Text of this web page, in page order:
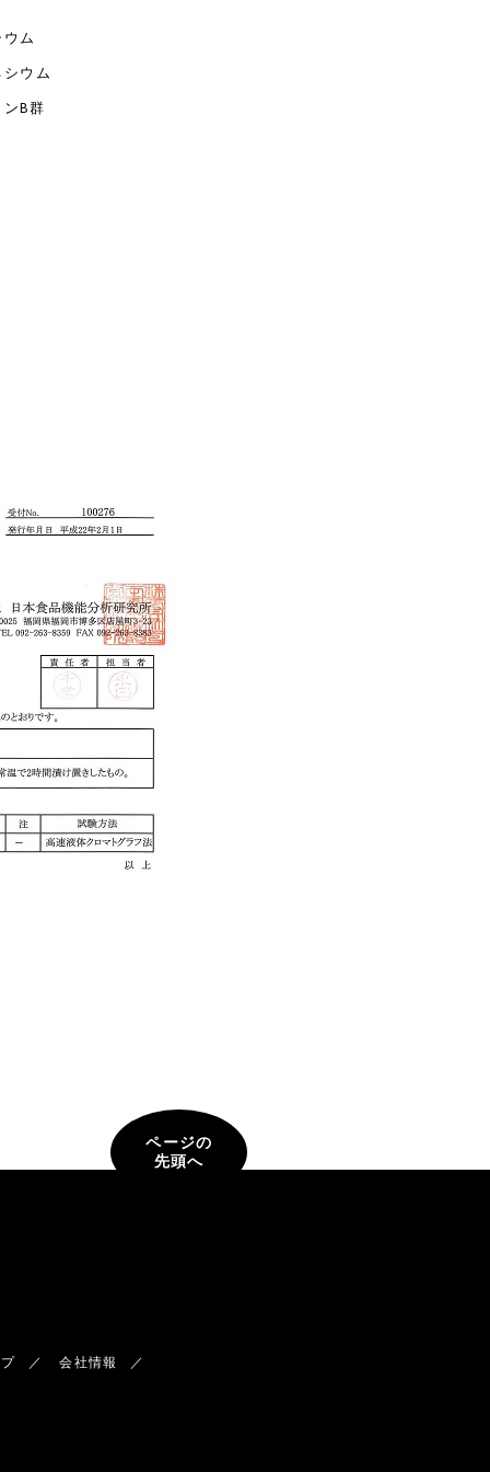
ム
ウム
B群
ページの
先頭へ
会社情報